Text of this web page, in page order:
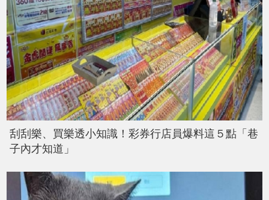
刮刮樂、買樂透小知識！彩券行店員爆料這５點「巷
子內才知道」